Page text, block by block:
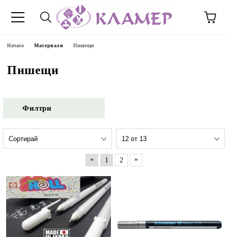
Начало Материали Пишещи
Пишещи
Филтри
« 1 2 »